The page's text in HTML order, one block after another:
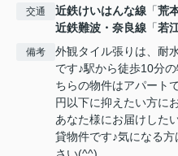
交通 近鉄けいはんな線 「荒
近鉄難波・奈良線 「若
備考
外観タイル張りは、耐
です♪駅から徒歩10分
ちらの物件はアパート
円以下に抑えたい方に
あなた様にお届けした
貸物件です♪気になる